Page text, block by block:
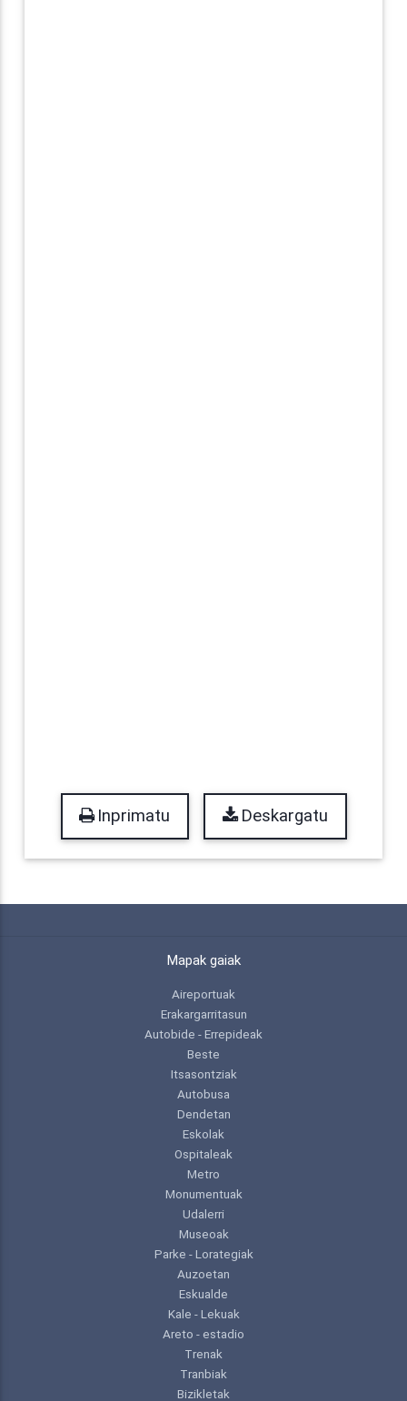
Inprimatu Deskargatu
Mapak gaiak
Aireportuak
Erakargarritasun
Autobide - Errepideak
Beste
Itsasontziak
Autobusa
Dendetan
Eskolak
Ospitaleak
Metro
Monumentuak
Udalerri
Museoak
Parke - Lorategiak
Auzoetan
Eskualde
Kale - Lekuak
Areto - estadio
Trenak
Tranbiak
Bizikletak